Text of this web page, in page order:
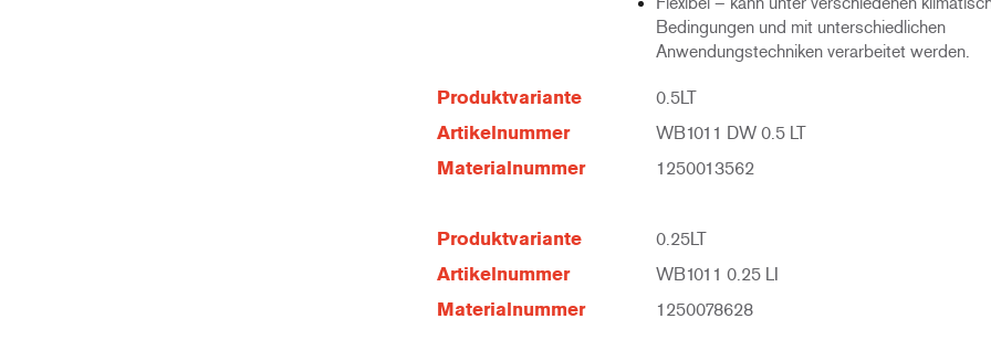
Bedingungen und mit unterschiedlichen
Anwendungstechniken verarbeitet werden.
Produktvariante 0.5LT
Artikelnummer WB1011 DW 0.5 LT
Materialnummer 1250013562
Produktvariante 0.25LT
Artikelnummer WB1011 0.25 LI
Materialnummer 1250078628